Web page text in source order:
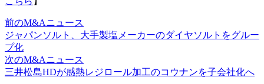
前のM&Aニュース
ジャパンソルト、大手製塩メーカーのダイヤソルトをグルー
プ化
次のM&Aニュース
三井松島HDが感熱レジロール加工のコウナンを子会社化へ